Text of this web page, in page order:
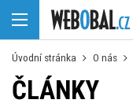
Úvodní stránka O nás
ČLÁNKY